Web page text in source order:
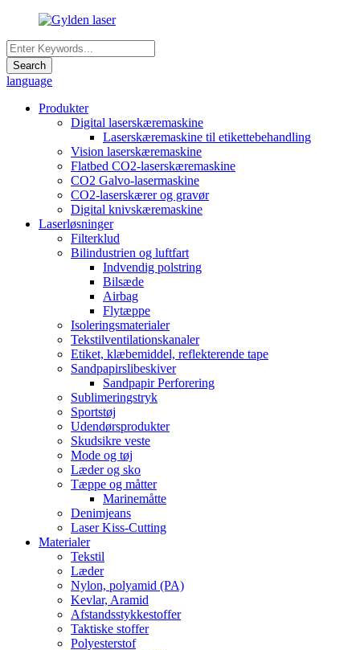
language
Produkter
Digital laserskæremaskine
Laserskæremaskine til etikettebehandling
Vision laserskæremaskine
Flatbed CO2-laserskæremaskine
CO2 Galvo-lasermaskine
CO2-laserskærer og gravør
Digital knivskæremaskine
Laserløsninger
Filterklud
Bilindustrien og luftfart
Indvendig polstring
Bilsæde
Airbag
Flytæppe
Isoleringsmaterialer
Tekstilventilationskanaler
Etiket, klæbemiddel, reflekterende tape
Sandpapirslibeskiver
Sandpapir Perforering
Sublimeringstryk
Sportstøj
Udendørsprodukter
Skudsikre veste
Mode og tøj
Læder og sko
Tæppe og måtter
Marinemåtte
Denimjeans
Laser Kiss-Cutting
Materialer
Tekstil
Læder
Nylon, polyamid (PA)
Kevlar, Aramid
Afstandsstykkestoffer
Taktiske stoffer
Polyesterstof